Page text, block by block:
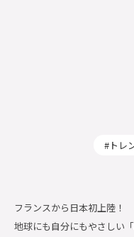
トレ
フランスから日本初上陸！
地球にも自分にもやさしい